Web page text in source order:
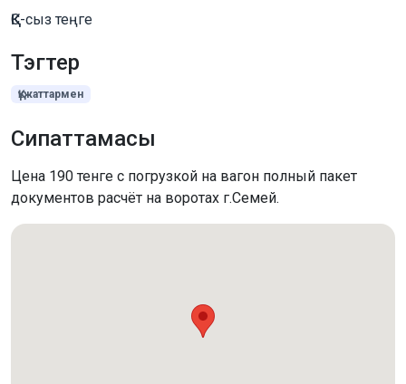
ҚҚС-сыз теңге
Тэгтер
Құжаттармен
Сипаттамасы
Цена 190 тенге с погрузкой на вагон полный пакет
документов расчёт на воротах г.Семей.